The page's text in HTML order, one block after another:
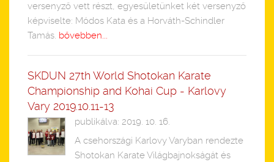
versenyző vett részt, egyesületünket két versenyző
képviselte: Módos Kata és a Horváth-Schindler
Tamás. bővebben...
SKDUN 27th World Shotokan Karate
Championship and Kohai Cup - Karlovy
Vary 2019.10.11-13
publikálva: 2019. 10. 16.
A csehországi Karlovy Varyban rendezte
Shotokan Karate Világbajnokságát és